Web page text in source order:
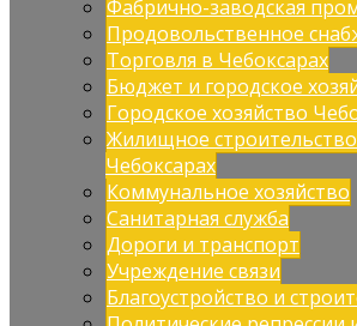
Фабрично-заводская
Продовольственное
Торговля в Чебоксарах
Бюджет и городское
Городское хозяйство
Жилищное
Чебоксарах
Коммунальное хозяйство
Санитарная служба
Дороги и транспорт
Учреждение связи
Благоустройство и